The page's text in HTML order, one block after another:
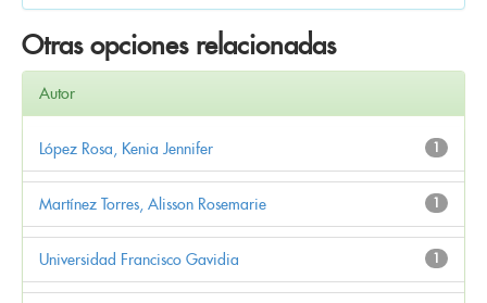
Otras opciones relacionadas
Autor
1
López Rosa, Kenia Jennifer
1
Martínez Torres, Alisson Rosemarie
1
Universidad Francisco Gavidia